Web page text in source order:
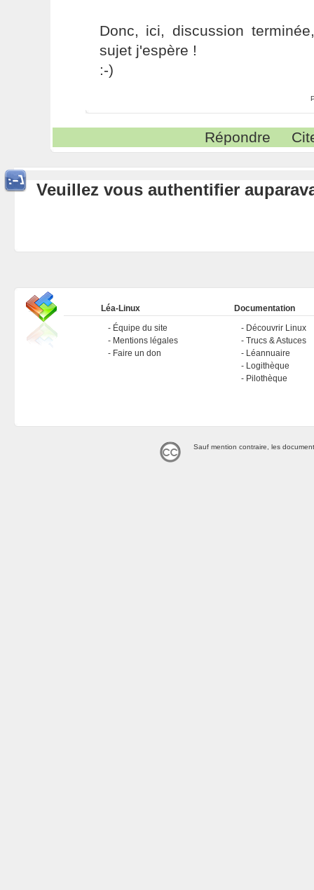
Donc, ici, discussion
sujet j'espère !
:-)
Répondre
Veuillez vous authentifier
Léa-Linux
Équipe du site
Mentions légales
Faire un don
Documentation
Découvrir Linux
Trucs & Astuces
Léannuaire
Logithèque
Pilothèque
Sauf mention contraire, les